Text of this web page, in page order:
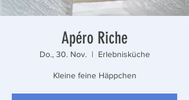
Apéro Riche
Do., 30. Nov.
  |
Erlebnisküche
Kleine feine Häppchen